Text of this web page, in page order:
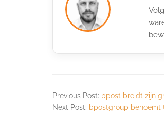
Previous Post: bpost breidt zijn
Next Post: bpostgroup benoemt